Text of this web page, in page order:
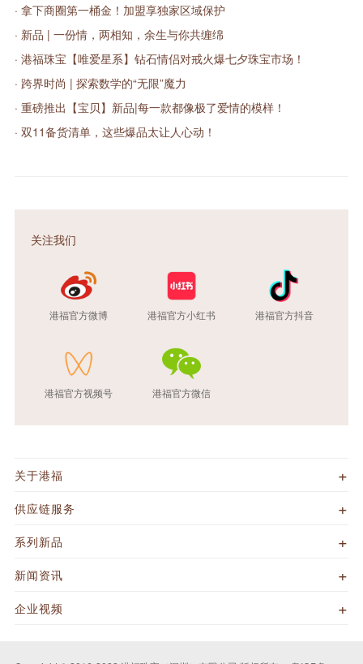
· 拿下商圈第一桶金！加盟享独家区域保护
· 新品 | 一份情，两相知，余生与你共缠绵
· 港福珠宝【唯爱星系】钻石情侣对戒火爆七夕珠宝市场！
· 跨界时尚 | 探索数学的“无限”魔力
· 重磅推出【宝贝】新品|每一款都像极了爱情的模样！
· 双11备货清单，这些爆品太让人心动！
关注我们
港福官方微博 港福官方小红书 港福官方抖音
港福官方视频号 港福官方微信
关于港福
供应链服务
系列新品
新闻资讯
企业视频